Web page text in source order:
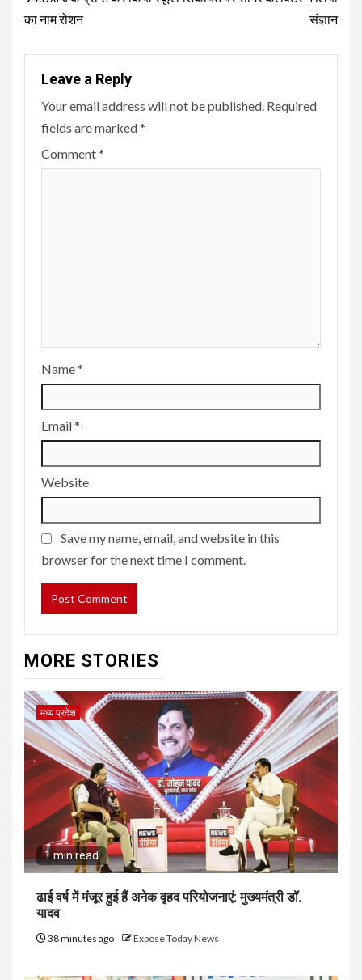
का नाम रोशन
संज्ञान
Leave a Reply
Your email address will not be published. Required
fields are marked*
Comment*
Name*
Email*
Website
Save my name, email, and website in this
browser for the next time I comment.
MORE STORIES
मध्य प्रदेश
1 min read
ढाई वर्ष में मंजूर हुई हैं अनेक वृहद परियोजनाएं: मुख्यमंत्री डॉ.
यादव
38 minutes ago Expose Today News